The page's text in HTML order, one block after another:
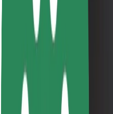
Blog
Sajtószoba
Brand
Befektetői kapcsolatok
Vezetőség
Márka